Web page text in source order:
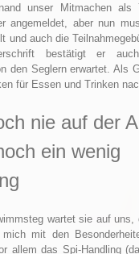
unser Mitmachen als
angemeldet, aber nun
und auch die
bestätigt er
den Seglern erwartet. Als
für Essen und Trinken
nie auf der
ein wenig
wartet sie auf uns,
mich mit den
allem das Spi-Handling